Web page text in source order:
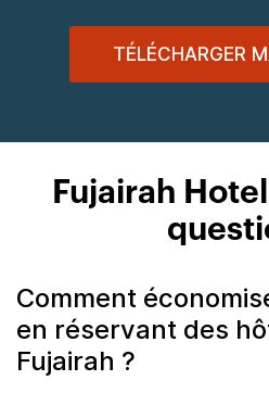
TÉLÉCHARGER
Fujairah
Comment
en réservant des
Fujairah ?